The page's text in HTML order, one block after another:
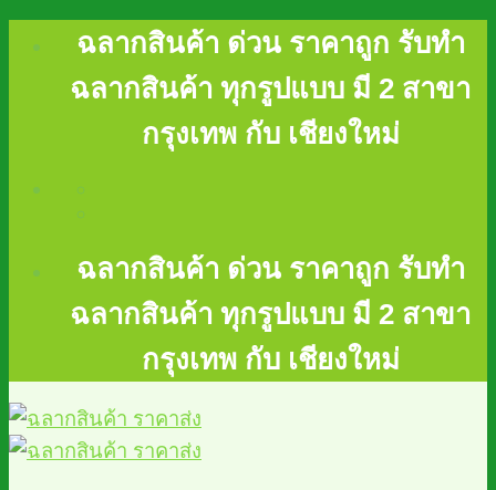
content
ฉลากสินค้า ด่วน ราคาถูก รับทำ
ฉลากสินค้า ทุกรูปแบบ มี 2 สาขา
กรุงเทพ กับ เชียงใหม่
ฉลากสินค้า ด่วน ราคาถูก รับทำ
ฉลากสินค้า ทุกรูปแบบ มี 2 สาขา
กรุงเทพ กับ เชียงใหม่